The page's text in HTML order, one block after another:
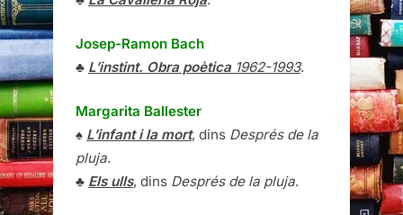
Josep-Ramon Bach
♣ L’instint. Obra poètica1962-1993.
Margarita Ballester
♠ L’infant i la mort, dins Després de la
pluja.
♣ Els ulls, dins Després de la pluja.